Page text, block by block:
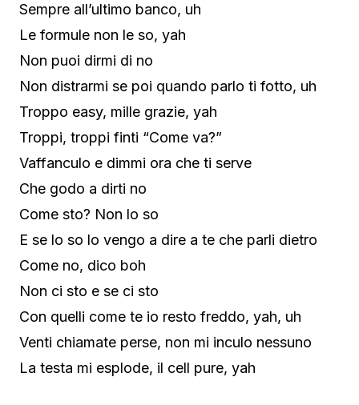
Sempre all’ultimo banco, uh
Le formule non le so, yah
Non puoi dirmi di no
Non distrarmi se poi quando parlo ti fotto, uh
Troppo easy, mille grazie, yah
Troppi, troppi finti “Come va?”
Vaffanculo e dimmi ora che ti serve
Che godo a dirti no
Come sto? Non lo so
E se lo so lo vengo a dire a te che parli dietro
Come no, dico boh
Non ci sto e se ci sto
Con quelli come te io resto freddo, yah, uh
Venti chiamate perse, non mi inculo nessuno
La testa mi esplode, il cell pure, yah